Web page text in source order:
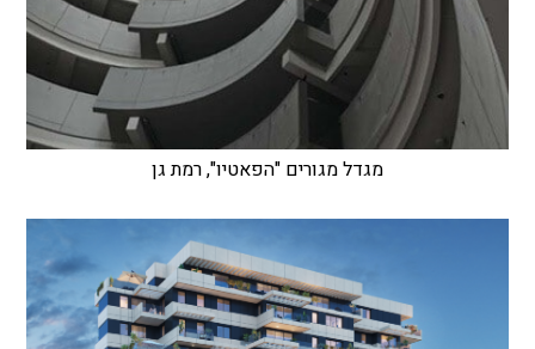
מגדל מגורים "הפאטיו", רמת גן